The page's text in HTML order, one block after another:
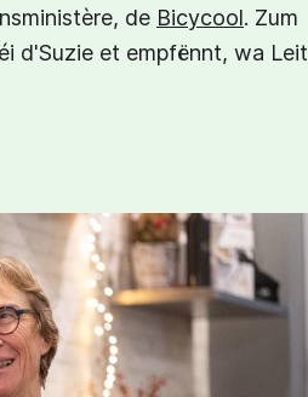
de Bicycool. Zum
d'Suzie et empfënnt, wa Leit